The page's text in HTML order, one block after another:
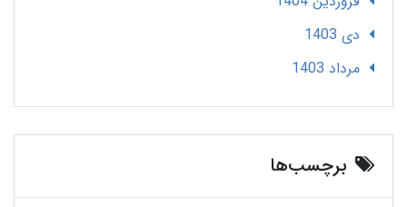
دی 1403
مرداد 1403
برچسب‌ها